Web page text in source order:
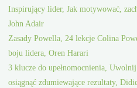
Inspirujący lider, Jak motywować,
John Adair
Zasady Powella, 24 lekcje Colina
boju lidera, Oren Harari
3 klucze do upełnomocnienia,
osiągnąć zdumiewające rezultaty,